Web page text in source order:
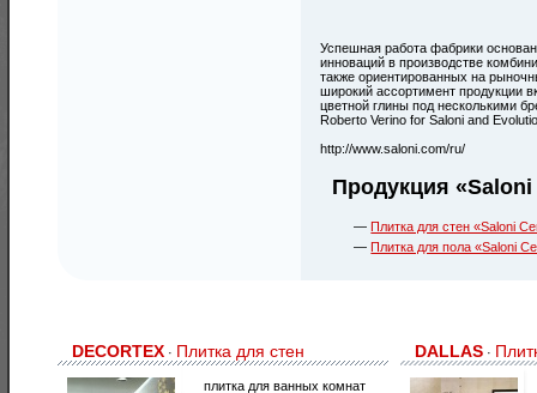
Успешная работа фабрики
инноваций в производстве
также ориентированных на
широкий ассортимент продукции
цветной глины под несколькими
Roberto Verino for Saloni and
http://www.saloni.com/ru/
Продукция «Saloni
Плитка для стен «Saloni
Плитка для пола «Saloni
DECORTEX · Плитка для стен
плитка для ванных комнат
DALLAS ·